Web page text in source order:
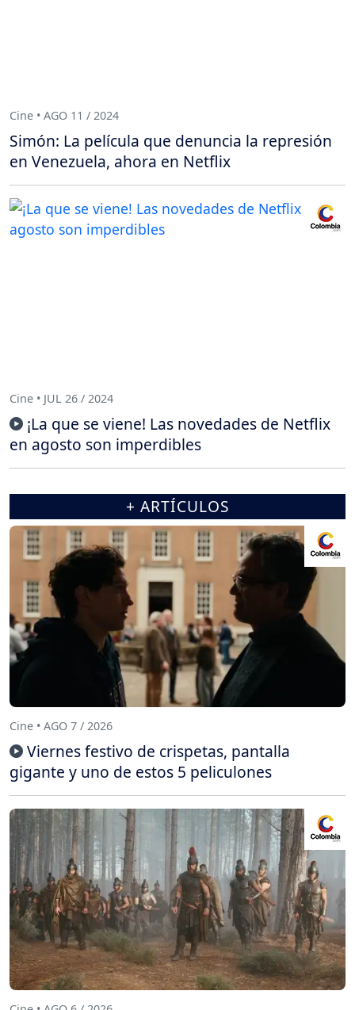
Cine • AGO 11 / 2024
Simón: La película que denuncia la represión
en Venezuela, ahora en Netflix
Cine • JUL 26 / 2024
¡La que se viene! Las novedades de Netflix
en agosto son imperdibles
+ ARTÍCULOS
Cine • AGO 7 / 2026
Viernes festivo de crispetas, pantalla
gigante y uno de estos 5 peliculones